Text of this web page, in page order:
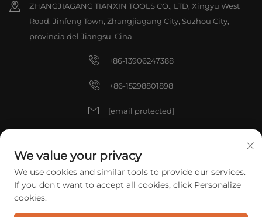
ZHANGJIAGANG TIANXIN TOOLS CO., LTD, Xingyu West
Road, Jinfeng Town, Zhangjiagang City, Suzhou City,
provincia del Jiangsu, Cina
+86-13906247388
+86-15298801898
[email protected]
Copyright © 2025 China ZHANGJIAGANG TIANXIN TOOLS CO., LTD.
Tutti i diritti riservati. Informativa sulla privacy
We value your privacy
We use cookies and similar tools to provide our services.
If you don't want to accept all cookies, click Personalize
cookies.